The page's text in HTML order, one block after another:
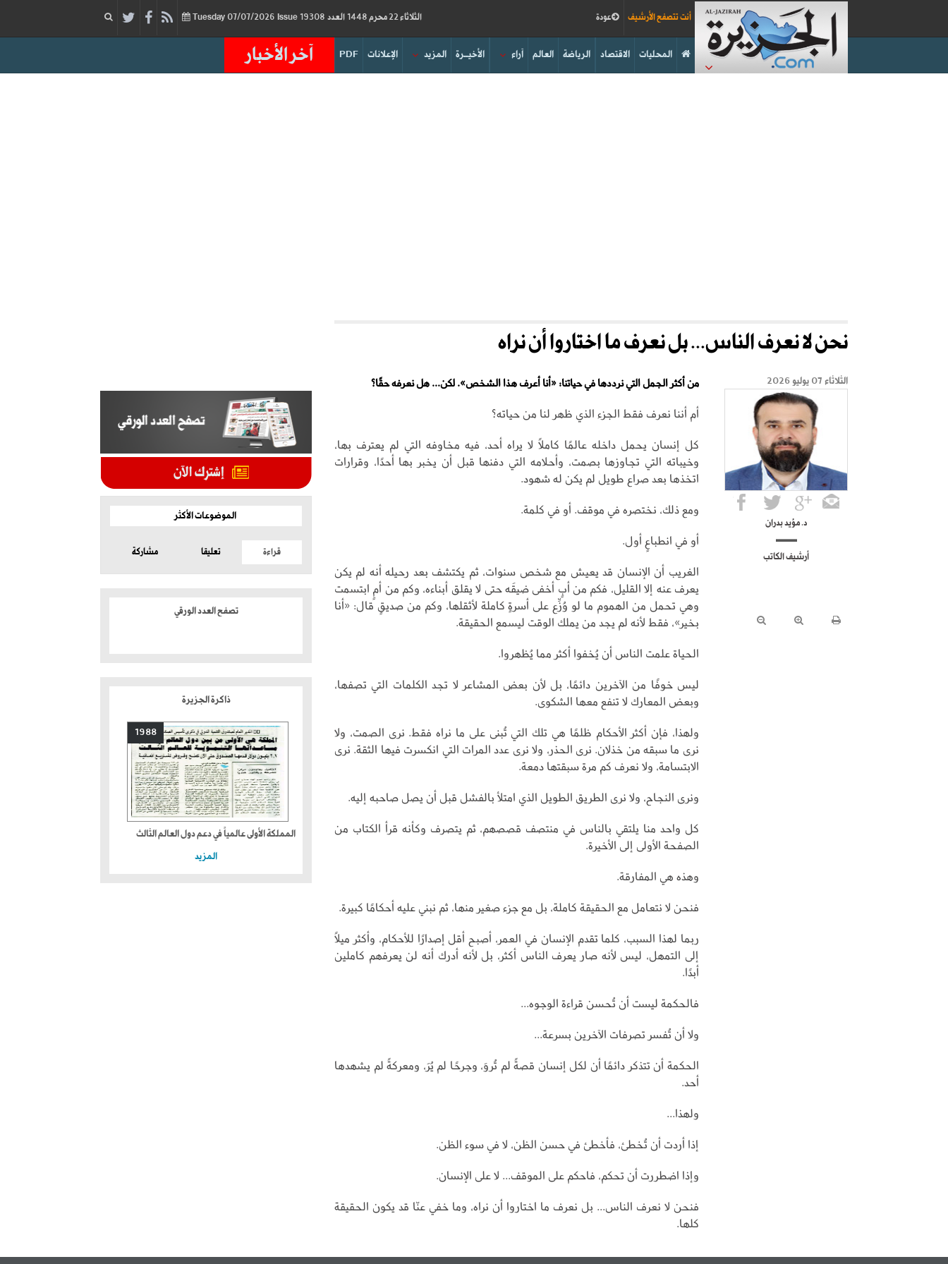
الثلاثاء 22 محرم 1448 العدد 19308 07/07/2026 Issue عودة أنت تتصفح الأرشيف
آخر الأخبار PDF الإعلانات المزيد الأخيــرة آراء العالم الرياضة الاقتصاد المحليات
نحن لا نعرف الناس... بل نعرف ما اختاروا أن نراه
الثلاثاء 07 يوليو 2026
د. مؤيد بدران
أرشيف الكاتب
من أكثر الجمل التي نرددها في حياتنا: «أنا أعرف هذا الشخص». لكن... هل نعرفه حقًا؟
أم أننا نعرف فقط الجزء الذي ظهر لنا من حياته؟
كل إنسان يحمل داخله عالمًا كاملًا لا يراه أحد، فيه مخاوفه التي لم يعترف بها،
وخيباته التي تجاوزها بصمت، وأحلامه التي دفنها قبل أن يخبر بها أحدًا، وقرارات
اتخذها بعد صراع طويل لم يكن له شهود.
ومع ذلك، نختصره في موقف. أو في كلمة.
أو في انطباعٍ أول.
الغريب أن الإنسان قد يعيش مع شخص سنوات، ثم يكتشف بعد رحيله أنه لم يكن
يعرف عنه إلا القليل، فكم من أبٍ أخفى ضيقَه حتى لا يقلق أبناءه، وكم من أمٍ ابتسمت
وهي تحمل من الهموم ما لو وُزِّع على أسرةٍ كاملة لأثقلها، وكم من صديقٍ قال: «أنا
بخير»، فقط لأنه لم يجد من يملك الوقت ليسمع الحقيقة.
الحياة علمت الناس أن يُخفوا أكثر مما يُظهروا.
ليس خوفًا من الآخرين دائمًا، بل لأن بعض المشاعر لا تجد الكلمات التي تصفها،
وبعض المعارك لا تنفع معها الشكوى.
ولهذا، فإن أكثر الأحكام ظلمًا هي تلك التي تُبنى على ما نراه فقط. نرى الصمت، ولا
نرى ما سبقه من خذلان. نرى الحذر، ولا نرى عدد المرات التي انكسرت فيها الثقة. نرى
الابتسامة، ولا نعرف كم مرة سبقتها دمعة.
ونرى النجاح، ولا نرى الطريق الطويل الذي امتلأ بالفشل قبل أن يصل صاحبه إليه.
كل واحد منا يلتقي بالناس في منتصف قصصهم، ثم يتصرف وكأنه قرأ الكتاب من
الصفحة الأولى إلى الأخيرة.
وهذه هي المفارقة.
فنحن لا نتعامل مع الحقيقة كاملة، بل مع جزء صغير منها، ثم نبني عليه أحكامًا كبيرة.
ربما لهذا السبب، كلما تقدم الإنسان في العمر، أصبح أقل إصدارًا للأحكام، وأكثر ميلًا
إلى التمهل، ليس لأنه صار يعرف الناس أكثر، بل لأنه أدرك أنه لن يعرفهم كاملين
أبدًا.
فالحكمة ليست أن تُحسن قراءة الوجوه...
ولا أن تُفسر تصرفات الآخرين بسرعة...
الحكمة أن تتذكر دائمًا أن لكل إنسان قصةً لم تُروَ، وجرحًا لم يُرَ، ومعركةً لم يشهدها
أحد.
ولهذا...
إذا أردت أن تُخطئ، فأخطئ في حسن الظن، لا في سوء الظن.
وإذا اضطررت أن تحكم، فاحكم على الموقف... لا على الإنسان.
فنحن لا نعرف الناس... بل نعرف ما اختاروا أن نراه، وما خفي عنّا قد يكون الحقيقة
كلها.
الموضوعات الأكثر
قراءة تعليقا مشاركة
تصفح العدد الورقي
ذاكرة الجزيرة
1988
المملكة الأولى عالمياً في دعم دول العالم الثالث
المزيد